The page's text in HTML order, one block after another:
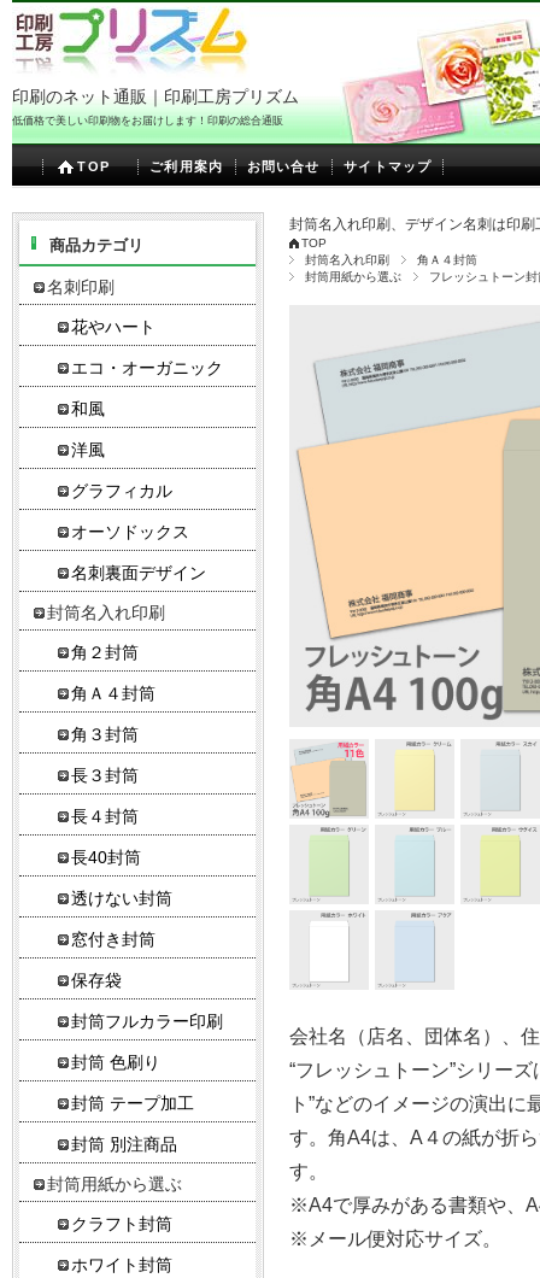
印刷のネット通販｜印刷工房プリズム
低価格で美しい印刷物をお届けします！印刷の総合通販
TOP ご利用案内 お問い合せ サイトマップ
封筒名入れ印刷、デザイン名刺は印
TOP
封筒名入れ印刷
角Ａ４封筒
封筒用紙から選ぶ
フレッシュトーン封
会社名（店名、団体名）、
“フレッシュトーン”シリー
ト”などのイメージの演出
す。角A4は、A４の紙が折
す。
※A4で厚みがある書類や、
※メール便対応サイズ。
商品カテゴリ
名刺印刷
花やハート
エコ・オーガニック
和風
洋風
グラフィカル
オーソドックス
名刺裏面デザイン
封筒名入れ印刷
角２封筒
角Ａ４封筒
角３封筒
長３封筒
長４封筒
長40封筒
透けない封筒
窓付き封筒
保存袋
封筒フルカラー印刷
封筒 色刷り
封筒 テープ加工
封筒 別注商品
封筒用紙から選ぶ
クラフト封筒
ホワイト封筒